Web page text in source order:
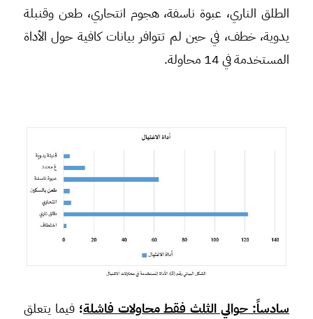
الطلق الناري، عبوة ناسفة، هجوم انتحاري، طعن وقنبلة
يدوية، خطف، في حين لم تتوافر بيانات كافية حول الأداة
المستخدمة في 14 محاولة.
سادساً: حوالي الثلث فقط محاولات فاشلة؛ فيما يتعلق